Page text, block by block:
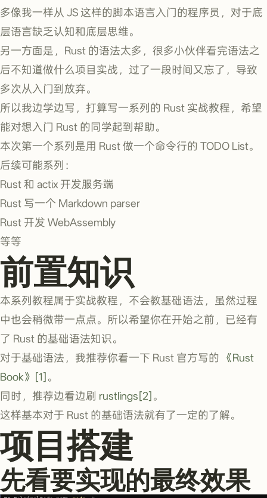
多像我一样从 JS 这样的脚本语言入门的程序员，对于底
层语言缺乏认知和底层思维。
另一方面是，Rust 的语法太多，很多小伙伴看完语法之
后不知道做什么项目实战，过了一段时间又忘了，导致
多次从入门到放弃。
所以我边学边写，打算写一系列的 Rust 实战教程，希望
能对想入门 Rust 的同学起到帮助。
本次第一个系列是用 Rust 做一个命令行的 TODO List。
后续可能系列：
Rust 和 actix 开发服务端
Rust 写一个 Markdown parser
Rust 开发 WebAssembly
等等
前置知识
本系列教程属于实战教程，不会教基础语法，虽然过程
中也会稍微带一点点。所以希望你在开始之前，已经有
了 Rust 的基础语法知识。
对于基础语法，我推荐你看一下 Rust 官方写的
《Rust
Book》[1] 。
同时，推荐边看边刷 rustlings[2] 。
这样基本对于 Rust 的基础语法就有了一定的了解。
项目搭建
先看要实现的最终效果